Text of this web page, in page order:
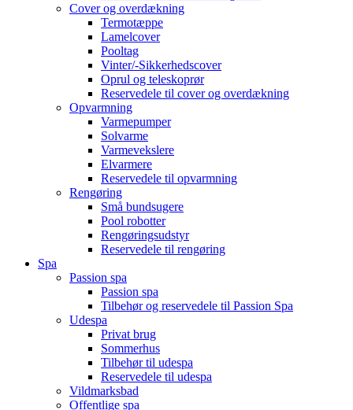
Cover og overdækning
Termotæppe
Lamelcover
Pooltag
Vinter/-Sikkerhedscover
Oprul og teleskoprør
Reservedele til cover og overdækning
Opvarmning
Varmepumper
Solvarme
Varmevekslere
Elvarmere
Reservedele til opvarmning
Rengøring
Små bundsugere
Pool robotter
Rengøringsudstyr
Reservedele til rengøring
Spa
Passion spa
Passion spa
Tilbehør og reservedele til Passion Spa
Udespa
Privat brug
Sommerhus
Tilbehør til udespa
Reservedele til udespa
Vildmarksbad
Offentlige spa